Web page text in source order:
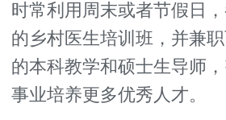
时常利用周末或者节假日
的乡村医生培训班，并兼
的本科教学和硕士生导师
事业培养更多优秀人才。